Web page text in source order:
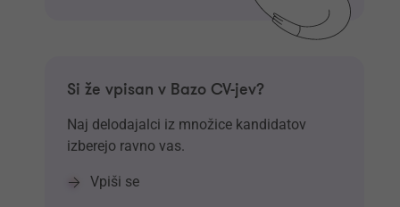
Si že vpisan v Bazo CV-jev?
Naj delodajalci iz množice kandidatov
izberejo ravno vas.
Vpiši se